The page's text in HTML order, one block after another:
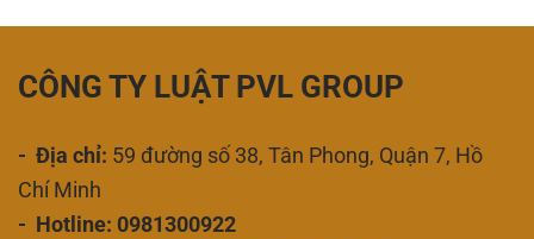
CÔNG TY LUẬT PVL GROUP
- Địa chỉ: 59 đường số 38, Tân Phong, Quận 7, Hồ
Chí Minh
- Hotline: 0981300922